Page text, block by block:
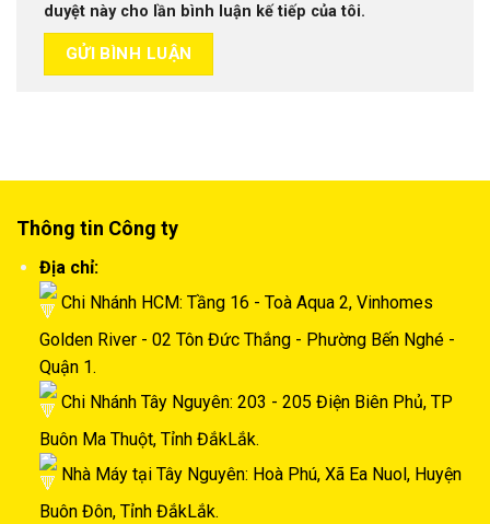
duyệt này cho lần bình luận kế tiếp của tôi.
Thông tin Công ty
Địa chỉ:
Chi Nhánh HCM: Tầng 16 - Toà Aqua 2, Vinhomes
Golden River - 02 Tôn Đức Thắng - Phường Bến Nghé -
Quận 1.
Chi Nhánh Tây Nguyên: 203 - 205 Điện Biên Phủ, TP
Buôn Ma Thuột, Tỉnh ĐắkLắk.
Nhà Máy tại Tây Nguyên: Hoà Phú, Xã Ea Nuol, Huyện
Buôn Đôn, Tỉnh ĐắkLắk.